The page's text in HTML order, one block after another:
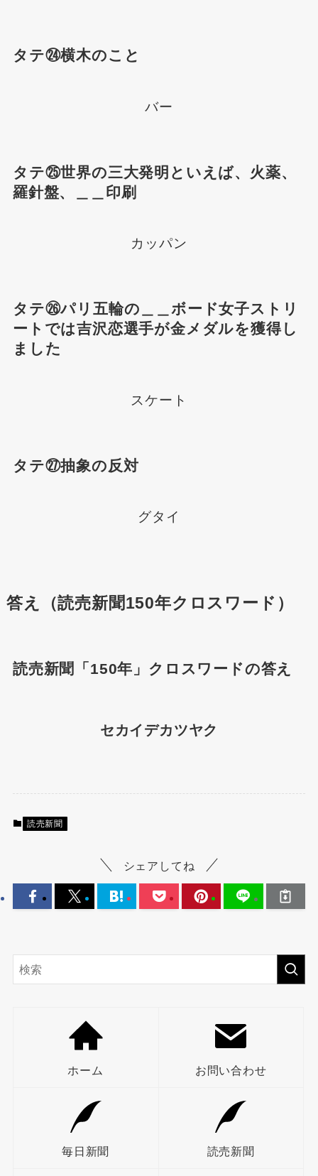
タテ㉔横木のこと
バー
タテ㉕世界の三大発明といえば、火薬、
羅針盤、＿＿印刷
カッパン
タテ㉖パリ五輪の＿＿ボード女子ストリ
ートでは吉沢恋選手が金メダルを獲得し
ました
スケート
タテ㉗抽象の反対
グタイ
答え（読売新聞150年クロスワード）
読売新聞「150年」クロスワードの答え
セカイデカツヤク
読売新聞
シェアしてね
ホーム お問い合わせ
毎日新聞 読売新聞